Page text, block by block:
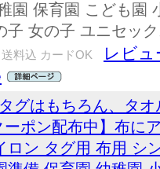
園 保育園 こども園
子 女の子 ユニセッ
料込 カードOK
レビュ
グはもちろん、タ
ーポン配布中】布に
ロン タグ用 布用 シ